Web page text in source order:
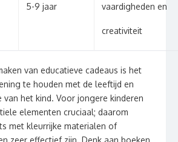
5-9 jaar vaardigheden en
creativiteit
van educatieve cadeaus is het
te houden met de leeftijd en
van het kind. Voor jongere kinderen
elementen cruciaal; daarom
met kleurrijke materialen of
zeer effectief zijn. Denk aan boeken